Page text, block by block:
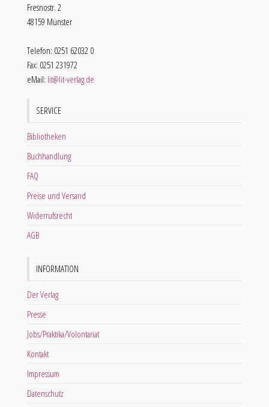
Fresnostr. 2
48159 Münster
Telefon: 0251 62032 0
Fax: 0251 231972
eMail: lit@lit-verlag.de
SERVICE
Bibliotheken
Buchhandlung
FAQ
Preise und Versand
Widerrufsrecht
AGB
INFORMATION
Der Verlag
Presse
Jobs/Praktika/Volontariat
Kontakt
Impressum
Datenschutz